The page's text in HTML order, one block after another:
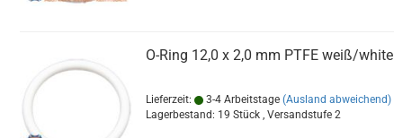
O-Ring 12,0 x 2,0 mm PTFE weiß/white
Lieferzeit: 3-4 Arbeitstage (Ausland abweichend)
Lagerbestand: 19 Stück , Versandstufe 2